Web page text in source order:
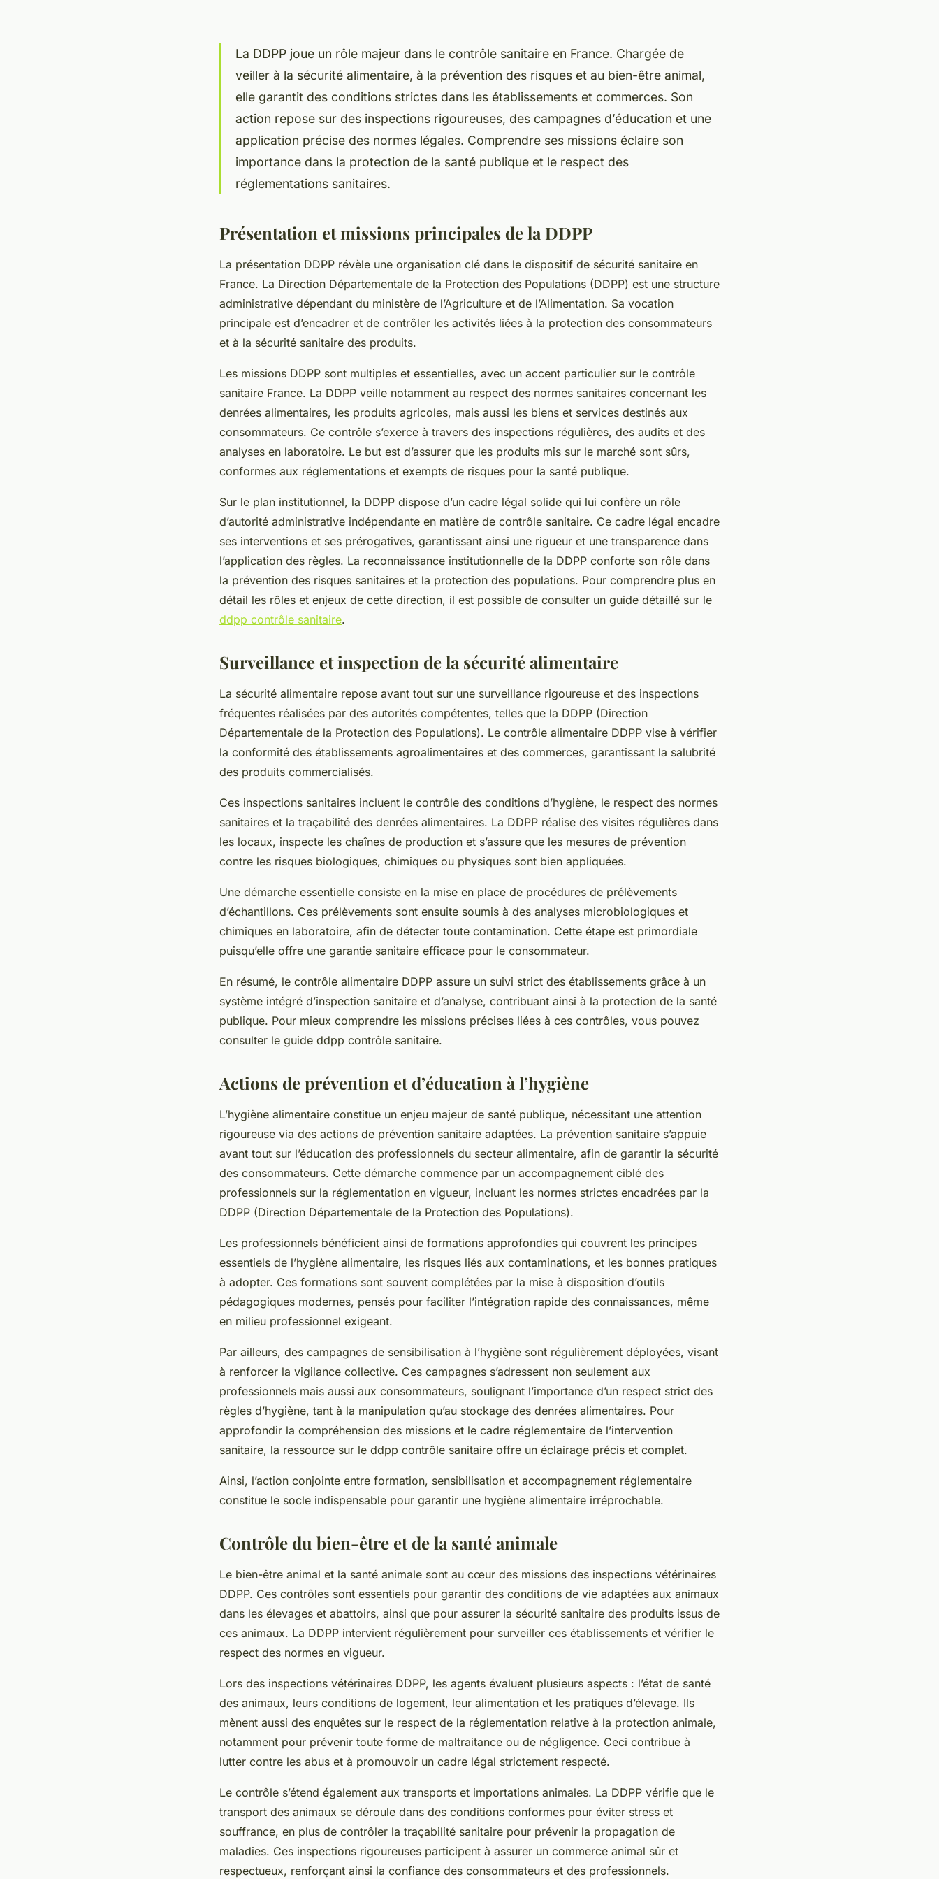
La DDPP joue un rôle majeur dans le contrôle sanitaire en France. Chargée de
veiller à la sécurité alimentaire, à la prévention des risques et au bien-être animal,
elle garantit des conditions strictes dans les établissements et commerces. Son
action repose sur des inspections rigoureuses, des campagnes d’éducation et une
application précise des normes légales. Comprendre ses missions éclaire son
importance dans la protection de la santé publique et le respect des
réglementations sanitaires.
Présentation et missions principales de la DDPP
La présentation DDPP révèle une organisation clé dans le dispositif de sécurité sanitaire en
France. La Direction Départementale de la Protection des Populations (DDPP) est une structure
administrative dépendant du ministère de l’Agriculture et de l’Alimentation. Sa vocation
principale est d’encadrer et de contrôler les activités liées à la protection des consommateurs
et à la sécurité sanitaire des produits.
Les missions DDPP sont multiples et essentielles, avec un accent particulier sur le contrôle
sanitaire France. La DDPP veille notamment au respect des normes sanitaires concernant les
denrées alimentaires, les produits agricoles, mais aussi les biens et services destinés aux
consommateurs. Ce contrôle s’exerce à travers des inspections régulières, des audits et des
analyses en laboratoire. Le but est d’assurer que les produits mis sur le marché sont sûrs,
conformes aux réglementations et exempts de risques pour la santé publique.
Sur le plan institutionnel, la DDPP dispose d’un cadre légal solide qui lui confère un rôle
d’autorité administrative indépendante en matière de contrôle sanitaire. Ce cadre légal encadre
ses interventions et ses prérogatives, garantissant ainsi une rigueur et une transparence dans
l’application des règles. La reconnaissance institutionnelle de la DDPP conforte son rôle dans
la prévention des risques sanitaires et la protection des populations. Pour comprendre plus en
détail les rôles et enjeux de cette direction, il est possible de consulter un guide détaillé sur le
ddpp contrôle sanitaire.
Surveillance et inspection de la sécurité alimentaire
La sécurité alimentaire repose avant tout sur une surveillance rigoureuse et des inspections
fréquentes réalisées par des autorités compétentes, telles que la DDPP (Direction
Départementale de la Protection des Populations). Le contrôle alimentaire DDPP vise à vérifier
la conformité des établissements agroalimentaires et des commerces, garantissant la salubrité
des produits commercialisés.
Ces inspections sanitaires incluent le contrôle des conditions d’hygiène, le respect des normes
sanitaires et la traçabilité des denrées alimentaires. La DDPP réalise des visites régulières dans
les locaux, inspecte les chaînes de production et s’assure que les mesures de prévention
contre les risques biologiques, chimiques ou physiques sont bien appliquées.
Une démarche essentielle consiste en la mise en place de procédures de prélèvements
d’échantillons. Ces prélèvements sont ensuite soumis à des analyses microbiologiques et
chimiques en laboratoire, afin de détecter toute contamination. Cette étape est primordiale
puisqu’elle offre une garantie sanitaire efficace pour le consommateur.
En résumé, le contrôle alimentaire DDPP assure un suivi strict des établissements grâce à un
système intégré d’inspection sanitaire et d’analyse, contribuant ainsi à la protection de la santé
publique. Pour mieux comprendre les missions précises liées à ces contrôles, vous pouvez
consulter le guide ddpp contrôle sanitaire.
Actions de prévention et d’éducation à l’hygiène
L’hygiène alimentaire constitue un enjeu majeur de santé publique, nécessitant une attention
rigoureuse via des actions de prévention sanitaire adaptées. La prévention sanitaire s’appuie
avant tout sur l’éducation des professionnels du secteur alimentaire, afin de garantir la sécurité
des consommateurs. Cette démarche commence par un accompagnement ciblé des
professionnels sur la réglementation en vigueur, incluant les normes strictes encadrées par la
DDPP (Direction Départementale de la Protection des Populations).
Les professionnels bénéficient ainsi de formations approfondies qui couvrent les principes
essentiels de l’hygiène alimentaire, les risques liés aux contaminations, et les bonnes pratiques
à adopter. Ces formations sont souvent complétées par la mise à disposition d’outils
pédagogiques modernes, pensés pour faciliter l’intégration rapide des connaissances, même
en milieu professionnel exigeant.
Par ailleurs, des campagnes de sensibilisation à l’hygiène sont régulièrement déployées, visant
à renforcer la vigilance collective. Ces campagnes s’adressent non seulement aux
professionnels mais aussi aux consommateurs, soulignant l’importance d’un respect strict des
règles d’hygiène, tant à la manipulation qu’au stockage des denrées alimentaires. Pour
approfondir la compréhension des missions et le cadre réglementaire de l’intervention
sanitaire, la ressource sur le ddpp contrôle sanitaire offre un éclairage précis et complet.
Ainsi, l’action conjointe entre formation, sensibilisation et accompagnement réglementaire
constitue le socle indispensable pour garantir une hygiène alimentaire irréprochable.
Contrôle du bien-être et de la santé animale
Le bien-être animal et la santé animale sont au cœur des missions des inspections vétérinaires
DDPP. Ces contrôles sont essentiels pour garantir des conditions de vie adaptées aux animaux
dans les élevages et abattoirs, ainsi que pour assurer la sécurité sanitaire des produits issus de
ces animaux. La DDPP intervient régulièrement pour surveiller ces établissements et vérifier le
respect des normes en vigueur.
Lors des inspections vétérinaires DDPP, les agents évaluent plusieurs aspects : l’état de santé
des animaux, leurs conditions de logement, leur alimentation et les pratiques d’élevage. Ils
mènent aussi des enquêtes sur le respect de la réglementation relative à la protection animale,
notamment pour prévenir toute forme de maltraitance ou de négligence. Ceci contribue à
lutter contre les abus et à promouvoir un cadre légal strictement respecté.
Le contrôle s’étend également aux transports et importations animales. La DDPP vérifie que le
transport des animaux se déroule dans des conditions conformes pour éviter stress et
souffrance, en plus de contrôler la traçabilité sanitaire pour prévenir la propagation de
maladies. Ces inspections rigoureuses participent à assurer un commerce animal sûr et
respectueux, renforçant ainsi la confiance des consommateurs et des professionnels.